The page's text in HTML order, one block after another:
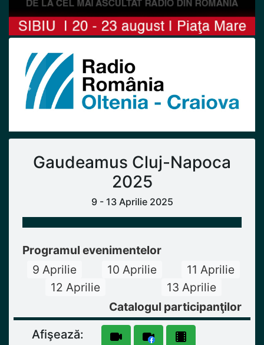
Previous
Gaudeamus Cluj-Napoca
2025
9 - 13 Aprilie 2025
Programul evenimentelor
9 Aprilie
10 Aprilie
11 Aprilie
12 Aprilie
13 Aprilie
Catalogul participanţilor
Afişează: